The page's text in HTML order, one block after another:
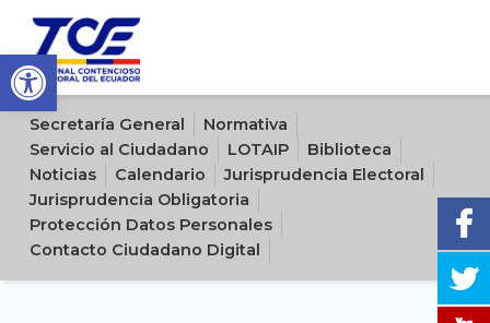
Open toolbar
Sitio oficial del Tribunal Contencioso Electoral del Ecuador
Secretaría General
Normativa
Servicio al Ciudadano
LOTAIP
Biblioteca
Noticias
Calendario
Jurisprudencia Electoral
Jurisprudencia Obligatoria
Protección Datos Personales
Contacto Ciudadano Digital